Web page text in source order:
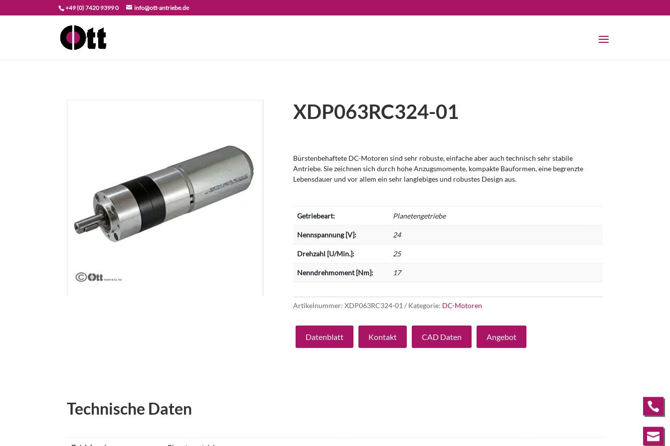
+49 (0) 7420 9399 0 info@ott-antriebe.de
XDP063RC324-01
Bürstenbehaftete DC-Motoren sind sehr robuste, einfache aber auch technisch sehr stabile
Antriebe. Sie zeichnen sich durch hohe Anzugsmomente, kompakte Bauformen, eine begrenzte
Lebensdauer und vor allem ein sehr langlebiges und robustes Design aus.
Getriebeart: Planetengetriebe
Nennspannung [V]: 24
Drehzahl [U/Min.]: 25
Nenndrehmoment [Nm]: 17
Artikelnummer:XDP063RC324-01 Kategorie: DC-Motoren
Datenblatt Kontakt CAD Daten Angebot
Technische Daten 
